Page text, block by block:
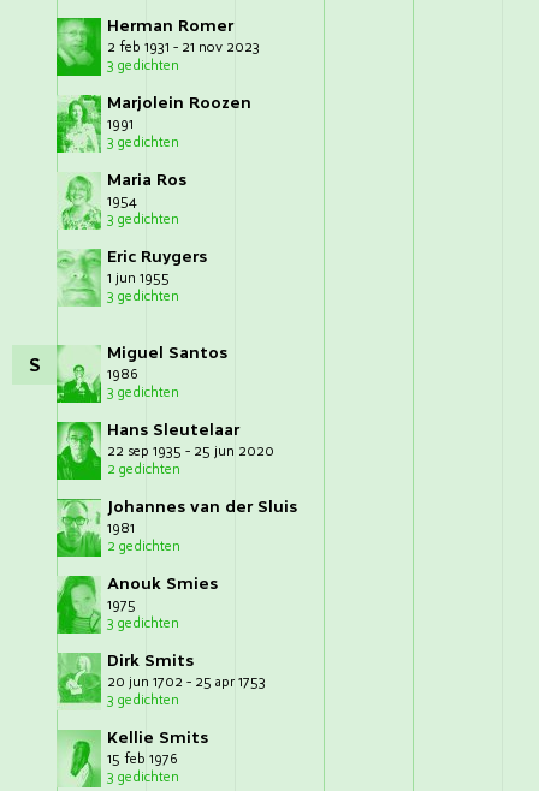
Herman Romer
2 feb 1931 - 21 nov 2023
3 gedichten
Marjolein Roozen
1991
3 gedichten
Maria Ros
1954
3 gedichten
Eric Ruygers
1 jun 1955
3 gedichten
S Miguel Santos
1986
3 gedichten
Hans Sleutelaar
22 sep 1935 - 25 jun 2020
2 gedichten
Johannes van der Sluis
1981
2 gedichten
Anouk Smies
1975
3 gedichten
Dirk Smits
20 jun 1702 - 25 apr 1753
3 gedichten
Kellie Smits
15 feb 1976
3 gedichten